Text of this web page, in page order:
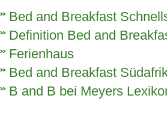
Bed and Breakfast
Definition Bed and
Ferienhaus
Bed and Breakfast
B and B bei Meyers